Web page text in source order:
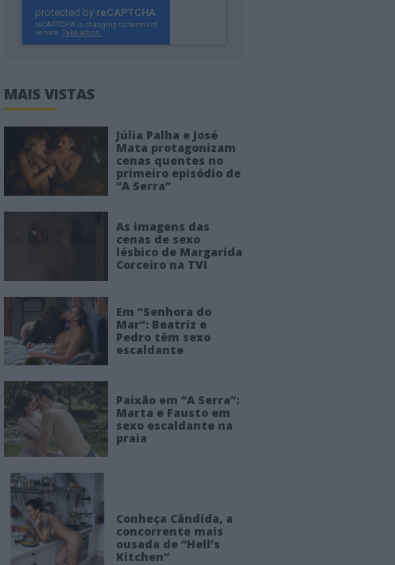
MAIS VISTAS
Júlia Palha e José
Mata protagonizam
cenas quentes no
primeiro episódio de
“A Serra”
As imagens das
cenas de sexo
lésbico de Margarida
Corceiro na TVI
Em “Senhora do
Mar”: Beatriz e
Pedro têm sexo
escaldante
Paixão em “A Serra”:
Marta e Fausto em
sexo escaldante na
praia
Conheça Cândida, a
concorrente mais
ousada de “Hell’s
Kitchen”